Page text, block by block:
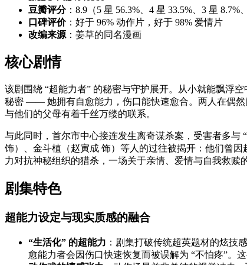
豆瓣评分：8.9（5 星 56.3%、4 星 33.5%、3 星 8.7%
口碑评价：好于 96% 动作片，好于 98% 爱情片
改编来源 ：姜草的同名漫画
核心剧情
该剧围绕 “超能力者” 的秘密与守护展开。从小就能飘浮
秘密 —— 她拥有自愈能力，伤口能快速愈合。两人在偶
与他们的父母有着千丝万缕的联系。
与此同时，首尔市中心接连发生离奇谋杀案，受害者多
饰）、金斗植（赵寅成 饰）等人的过往被揭开：他们曾
力对抗神秘组织的猎杀，一场关于亲情、爱情与自我救赎
剧集特色
超能力设定与现实质感的融合
“生活化” 的超能力 ：剧集打破传统超英题材的炫
愈能力者会因伤口快速恢复而被误解为 “不怕疼”。